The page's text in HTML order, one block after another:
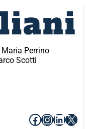
Perrino
Scotti
Facebook
X